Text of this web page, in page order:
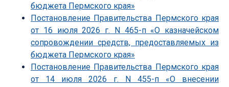
бюджета Пермского края»
Постановление Правительства Пермского края
от 16 июля 2026 г. N 465-п «О казначейском
сопровождении средств, предоставляемых из
бюджета Пермского края»
Постановление Правительства Пермского края
от 14 июля 2026 г. N 455-п «О внесении